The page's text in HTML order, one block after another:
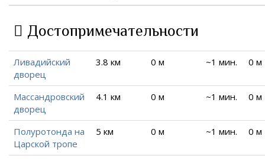
Достопримечательности
Ливадийский
дворец
3.8 км 0 м ~1 мин. 0 м
Массандровский
дворец
4.1 км 0 м ~1 мин. 0 м
Полуротонда на
Царской тропе
5 км 0 м ~1 мин. 0 м